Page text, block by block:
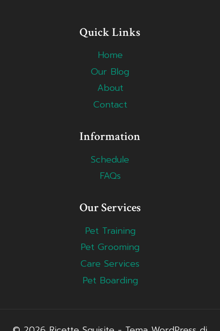
Quick Links
Home
Our Blog
About
Contact
Information
Schedule
FAQs
Our Services
Pet Training
Pet Grooming
Care Services
Pet Boarding